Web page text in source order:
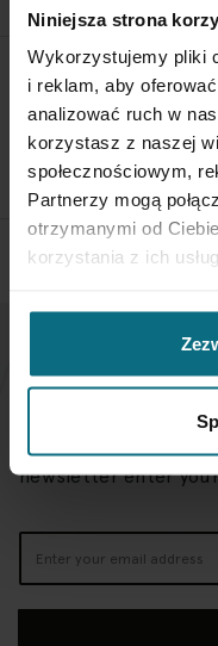
Niniejsza strona
Wykorzystujemy pliki
i reklam, aby
analizować ruch w
korzystasz z naszej
społecznościowym,
Partnerzy mogą
otrzymanymi od
korzystania z ich
RETURN POLICY
If you wish to return a
Department 3 days from
NEWSLETTER
If you want to be up
newsletter enter
Up